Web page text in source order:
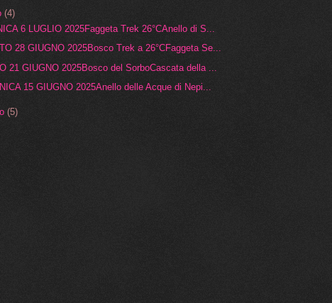
(4)
6 LUGLIO 2025Faggeta Trek 26°CAnello di S...
28 GIUGNO 2025Bosco Trek a 26°CFaggeta Se...
21 GIUGNO 2025Bosco del SorboCascata della ...
15 GIUGNO 2025Anello delle Acque di Nepi...
(5)